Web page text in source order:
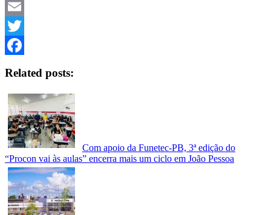
Telegram
Email
Twitter
Related posts:
Com apoio da Funetec-PB, 3ª edição do
“Procon vai às aulas” encerra mais um ciclo em João Pessoa